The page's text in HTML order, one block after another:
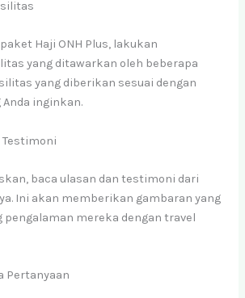
Haji ONH Plus, lakukan
yang ditawarkan oleh beberapa
yang diberikan sesuai dengan
inginkan.
Testimoni
baca ulasan dan testimoni dari
Ini akan memberikan gambaran yang
pengalaman mereka dengan travel
Pertanyaan